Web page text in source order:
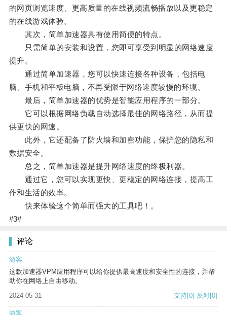
的网页浏览速度、更高质量的在线视频流畅播放以及更稳定
的在线游戏体验。
其次，简单加速器具有使用简便的特点。
只需简单的安装和设置，您即可享受到明显的网络速度
提升。
通过简单加速器，您可以快速连接各种设备，包括电
脑、手机和平板电脑，不再受限于网络速度较慢的环境。
最后，简单加速器的优势是智能应用程序的一部分。
它可以根据网络负载自动选择最佳的网络路径，从而提
供更快的网速。
此外，它还配备了防火墙和加密功能，保护您的隐私和
数据安全。
总之，简单加速器是提升网络速度的终极利器。
通过它，您可以实现更快、更稳定的网络连接，提高工
作和生活的效率。
快来体验这个简单而强大的工具吧！。
#3#
评论
游客
这款加速器VPM应用程序可以给你提供最高速度和安全性的连接，并帮
助你在网络上自由移动。
2024-05-31
支持[0] 反对[0]
游客